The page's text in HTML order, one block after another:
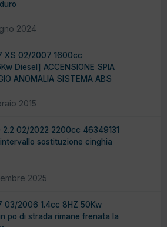
2024
XS 02/2007 1600cc
Diesel] ACCENSIONE SPIA
ANOMALIA SISTEMA ABS
2015
2.2 02/2022 2200cc 46349131
sostituzione cinghia
2025
03/2006 1.4cc 8HZ 50Kw
po di strada rimane frenata la